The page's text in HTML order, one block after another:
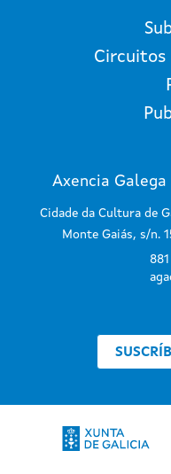
Circuitos
Axencia
Cidade da Cultura de
Monte Gaiás, s/n.